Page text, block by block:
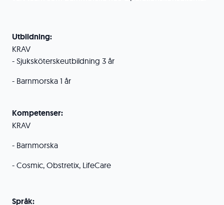
Utbildning:
KRAV
- Sjuksköterskeutbildning 3 år
- Barnmorska 1 år
Kompetenser:
KRAV
- Barnmorska
- Cosmic, Obstretix, LifeCare
Språk: